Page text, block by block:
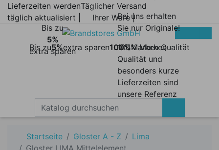
Lieferzeiten werden
täglich aktualisiert |
Täglicher Versand
Ihrer Ware |
Bis zu5%extra sparen
Bis zu
5%
extra sparen
100%Marken Qualität
Bei uns erhalten
Sie nur Originale!
100% Marken
Qualität und
besonders kurze
Lieferzeiten sind
unsere Referenz
Startseite Gloster A - Z
Lima
Gloster LIMA Mittelelement